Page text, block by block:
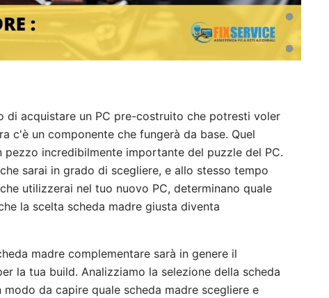
di acquistare un PC pre-costruito che potresti voler
c'è un componente che fungerà da base. Quel
incredibilmente importante del puzzle del PC.
sarai in grado di scegliere, e allo stesso tempo
utilizzerai nel tuo nuovo PC, determinano quale
la scelta scheda madre giusta diventa
madre complementare sarà in genere il
la tua build. Analizziamo la selezione della scheda
da capire quale scheda madre scegliere e